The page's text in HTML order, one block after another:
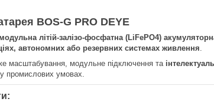
BOS-G PRO DEYE
модульна літій-залізо-фосфатна (LiFePO4)
автономних або резервних системах живлення
масштабування, модульне підключення та
промислових умовах.